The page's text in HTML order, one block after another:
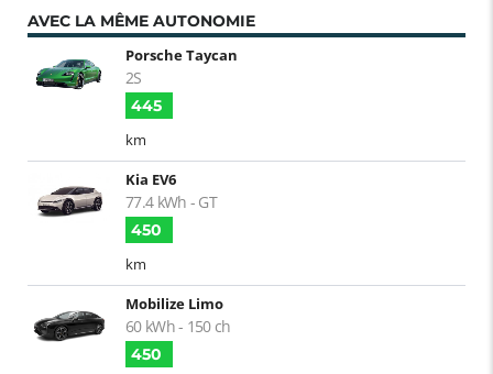
AVEC LA MÊME AUTONOMIE
Porsche Taycan
2S
445
km
Kia EV6
77.4 kWh - GT
450
km
Mobilize Limo
60 kWh - 150 ch
450